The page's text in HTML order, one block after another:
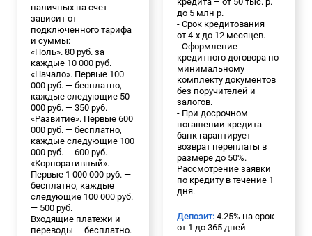
наличных на счет
зависит от
подключенного тарифа
и суммы:
«Ноль». 80 руб. за
каждые 10 000 руб.
«Начало». Первые 100
000 руб. — бесплатно,
каждые следующие 50
000 руб. — 350 руб.
«Развитие». Первые 600
000 руб. — бесплатно,
каждые следующие 100
000 руб. — 600 руб.
«Корпоративный».
Первые 1 000 000 руб. —
бесплатно, каждые
следующие 100 000 руб.
— 500 руб.
Входящие платежи и
переводы — бесплатно.
до 5 млн р.
- Срок кредитования –
от 4-х до 12 месяцев.
- Оформление
кредитного договора по
минимальному
комплекту документов
без поручителей и
залогов.
- При досрочном
погашении кредита
банк гарантирует
возврат переплаты в
размере до 50%.
Рассмотрение заявки
по кредиту в течение 1
дня.
Депозит: 4.25% на срок
от 1 до 365 дней